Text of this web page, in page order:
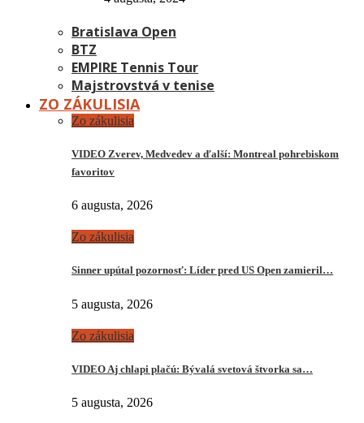
Bratislava Open
BTZ
EMPIRE Tennis Tour
Majstrovstvá v tenise
ZO ZÁKULISIA
Zo zákulisia
VIDEO Zverev, Medvedev a ďalší: Montreal pohrebiskom
favoritov
6 augusta, 2026
Zo zákulisia
Sinner upútal pozornosť: Líder pred US Open zamieril…
5 augusta, 2026
Zo zákulisia
VIDEO Aj chlapi plačú: Bývalá svetová štvorka sa…
5 augusta, 2026